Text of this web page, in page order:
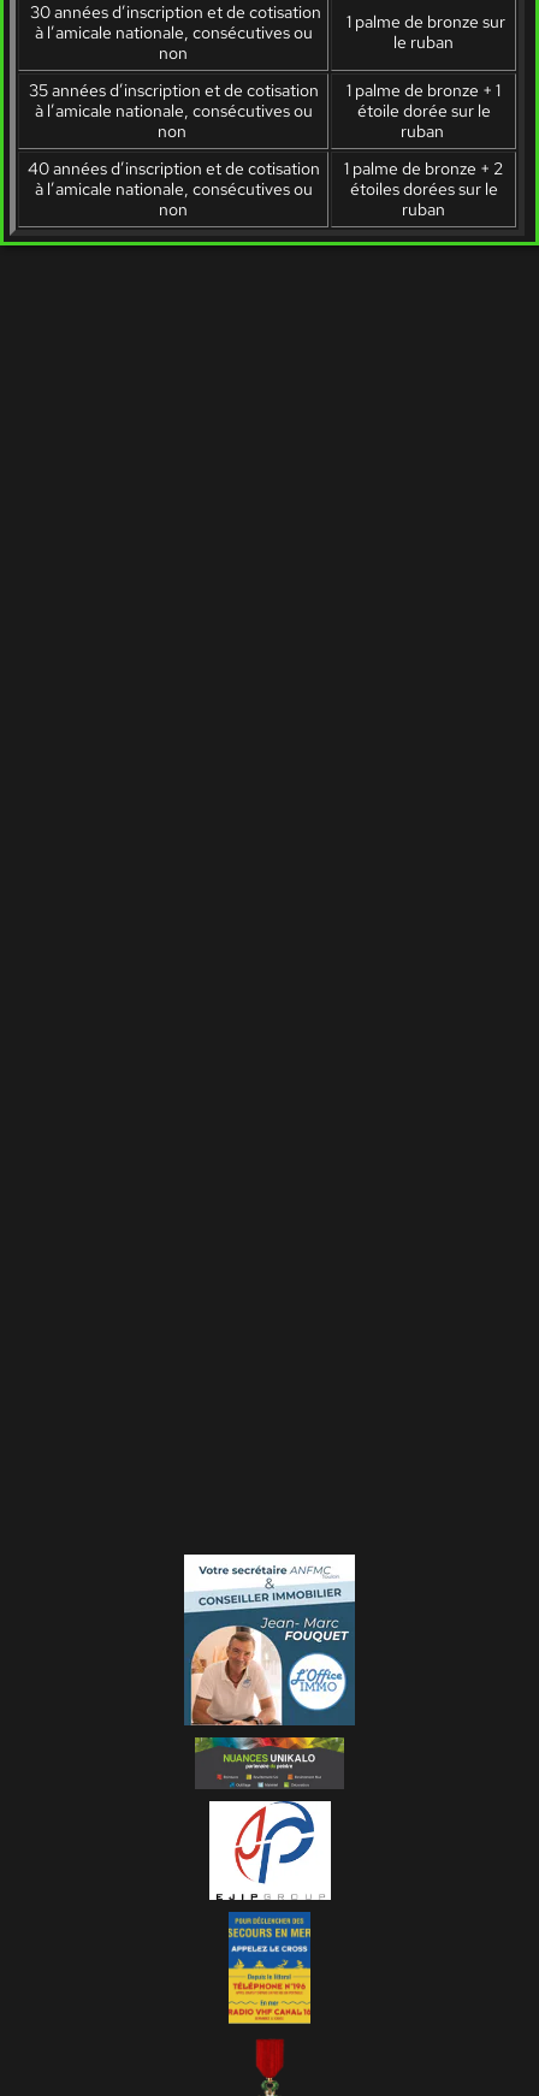
30 années d’inscription et de cotisation
à l’amicale nationale, consécutives ou
non
1 palme de bronze sur
le ruban
35 années d’inscription et de cotisation
à l’amicale nationale, consécutives ou
non
1 palme de bronze + 1
étoile dorée sur le
ruban
40 années d’inscription et de cotisation
à l’amicale nationale, consécutives ou
non
1 palme de bronze + 2
étoiles dorées sur le
ruban